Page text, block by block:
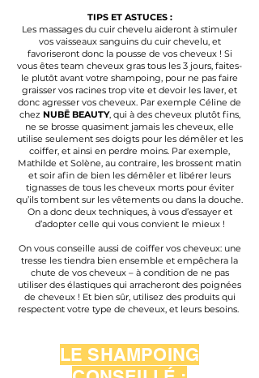
TIPS ET ASTUCES :
Les massages du cuir chevelu aideront à stimuler
vos vaisseaux sanguins du cuir chevelu, et
favoriseront donc la pousse de vos cheveux ! Si
vous êtes team cheveux gras tous les 3 jours, faites-
le plutôt avant votre shampoing, pour ne pas faire
graisser vos racines trop vite et devoir les laver, et
donc agresser vos cheveux. Par exemple Céline de
chez NUBĒ BEAUTY, qui à des cheveux plutôt fins,
ne se brosse quasiment jamais les cheveux, elle
utilise seulement ses doigts pour les démêler et les
coiffer, et ainsi en perdre moins. Par exemple,
Mathilde et Solène, au contraire, les brossent matin
et soir afin de bien les démêler et libérer leurs
tignassesde tous les cheveux morts pour éviter
qu’ils tombent sur les vêtements ou dans la douche.
On a donc deux techniques, à vous d’essayer et
d’adopter celle qui vous convient le mieux !
On vous conseille aussi de coiffer vos cheveux: une
tresse les tiendra bien ensemble et empêchera la
chute de vos cheveux – à condition de ne pas
utiliser des élastiques qui arracheront des poignées
de cheveux ! Et bien sûr, utilisez des produits qui
respectent votre type de cheveux, et leurs besoins.
LE SHAMPOING